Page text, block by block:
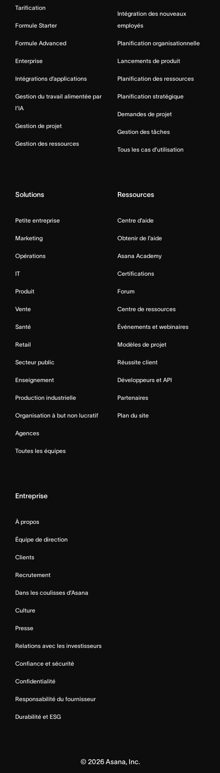
Tarification
Formule Starter
Formule Advanced
Enterprise
Intégrations d’applications
Gestion du travail alimentée par
l’IA
Gestion de projet
Gestion des ressources
Intégration des nouveaux
employés
Planification organisationnelle
Lancements de produit
Planification des ressources
Planification stratégique
Demandes de projet
Gestion des tâches
Tous les cas d’utilisation
Solutions
Petite entreprise
Marketing
Opérations
IT
Produit
Vente
Santé
Retail
Secteur public
Enseignement
Production industrielle
Organisation à but non lucratif
Agences
Toutes les équipes
Ressources
Centre d’aide
Obtenir de l’aide
Asana Academy
Certifications
Forum
Centre de ressources
Événements et webinaires
Modèles de projet
Réussite client
Développeurs et API
Partenaires
Plan du site
Entreprise
À propos
Équipe de direction
Clients
Recrutement
Dans les coulisses d’Asana
Culture
Presse
Relations avec les investisseurs
Confiance et sécurité
Confidentialité
Responsabilité du fournisseur
Durabilité et ESG
© 2026Asana, Inc.